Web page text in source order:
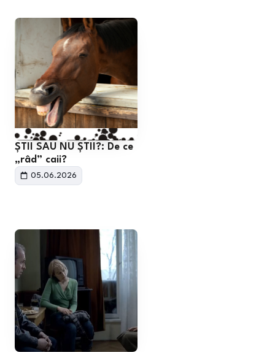
ȘTII SAU NU ȘTII?: De ce
„râd” caii?
05.06.2026